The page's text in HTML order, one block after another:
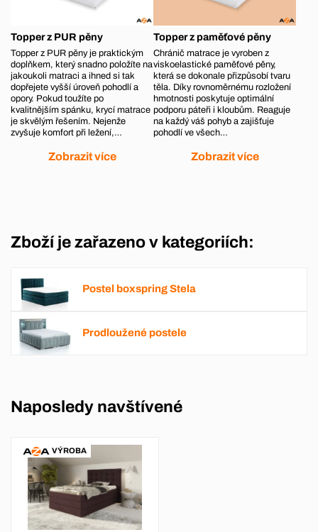
Topper z PUR pěny
Topper z PUR pěny je praktickým
doplňkem, který snadno položíte na
jakoukoli matraci a ihned si tak
dopřejete vyšší úroveň pohodlí a
opory. Pokud toužíte po
kvalitnějším spánku, krycí matrace
je skvělým řešením. Nejenže
zvyšuje komfort při ležení,…
Zobrazit více
Topper z paměťové pěny
Chránič matrace je vyroben z
viskoelastické paměťové pěny,
která se dokonale přizpůsobí tvaru
těla. Díky rovnoměrnému rozložení
hmotnosti poskytuje optimální
podporu páteři i kloubům. Reaguje
na každý váš pohyb a zajišťuje
pohodlí ve všech…
Zobrazit více
Zboží je zařazeno v kategoriích:
Postel boxspring Stela
Prodloužené postele
Naposledy navštívené
VÝROBA